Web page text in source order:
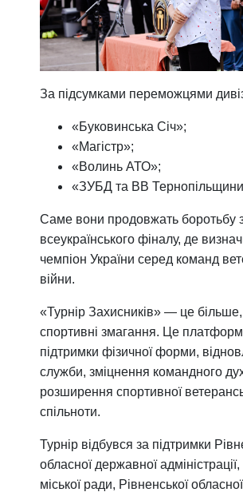
За підсумками переможцями
«Буковинська Січ»;
«Магістр»;
«Волинь АТО»;
«ЗУБД та ВВ
Саме вони продовжать боротьбу
всеукраїнського фіналу, де
чемпіон України серед команд
війни.
«Турнір Захисників» — це
спортивні змагання. Це
підтримки фізичної форми,
служби, зміцнення командного
розширення спортивної
спільноти.
Турнір відбувся за підтримки
обласної державної
міської ради, Рівненської обласної